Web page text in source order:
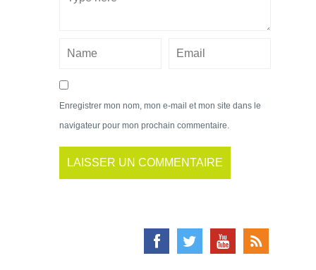
Enregistrer mon nom, mon e-mail et mon site dans le
navigateur pour mon prochain commentaire.